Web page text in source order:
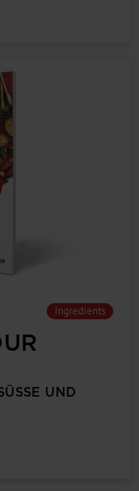
Ingredients
UND W